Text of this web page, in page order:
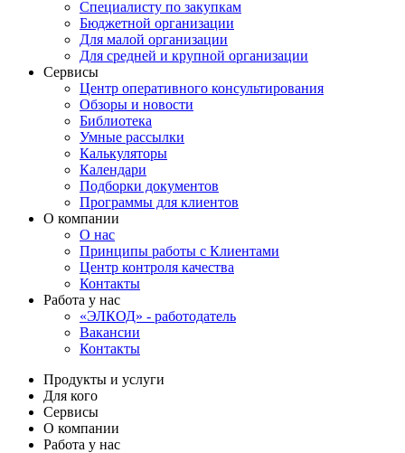
Специалисту по закупкам
Бюджетной организации
Для малой организации
Для средней и крупной организации
Сервисы
Центр оперативного консультирования
Обзоры и новости
Библиотека
Умные рассылки
Калькуляторы
Календари
Подборки документов
Программы для клиентов
О компании
О нас
Принципы работы с Клиентами
Центр контроля качества
Контакты
Работа у нас
«ЭЛКОД» - работодатель
Вакансии
Контакты
Продукты и услуги
Для кого
Сервисы
О компании
Работа у нас